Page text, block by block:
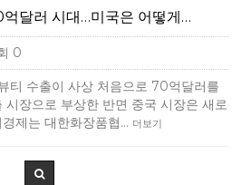
달러 시대…미국은 어떻게…
0
티 수출이 사상 처음으로 70억달러를
시장으로 부상한 반면 중국 시장은 새로
제는 대한화장품협… 더보기